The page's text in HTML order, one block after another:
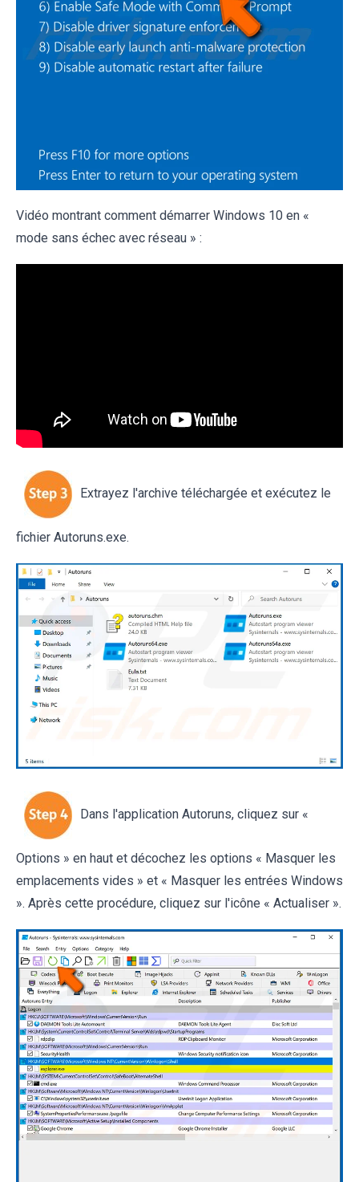
Vidéo montrant comment démarrer Windows 10 en «
mode sans échec avec réseau » :
Extrayez l'archive téléchargée et exécutez le
fichier Autoruns.exe.
Dans l'application Autoruns, cliquez sur «
Options » en haut et décochez les options « Masquer les
emplacements vides » et « Masquer les entrées Windows
». Après cette procédure, cliquez sur l'icône « Actualiser ».